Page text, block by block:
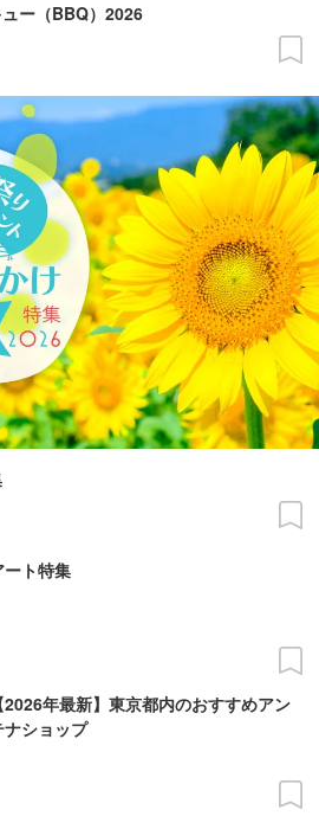
ー（BBQ）2026
ート特集
2026年最新】東京都内のおすすめアン
ナショップ